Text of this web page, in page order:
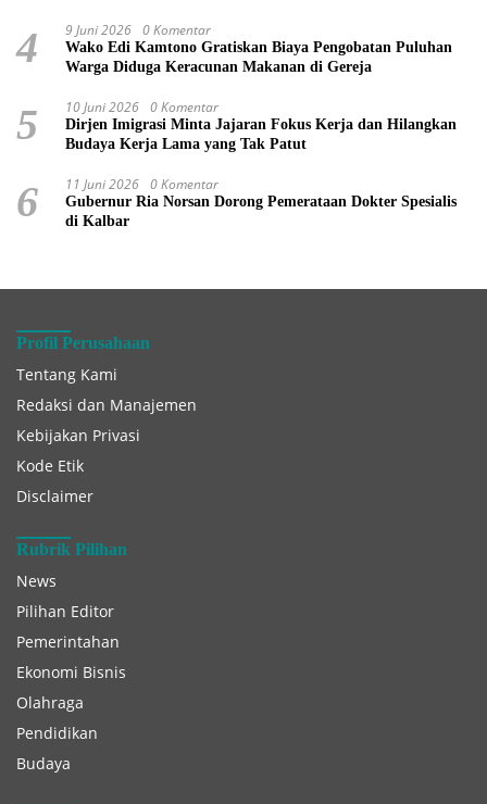
4 9 Juni 2026 0 Komentar
Wako Edi Kamtono Gratiskan Biaya Pengobatan Puluhan
Warga Diduga Keracunan Makanan di Gereja
5 10 Juni 2026 0 Komentar
Dirjen Imigrasi Minta Jajaran Fokus Kerja dan Hilangkan
Budaya Kerja Lama yang Tak Patut
6 11 Juni 2026 0 Komentar
Gubernur Ria Norsan Dorong Pemerataan Dokter Spesialis
di Kalbar
Profil Perusahaan
Tentang Kami
Redaksi dan Manajemen
Kebijakan Privasi
Kode Etik
Disclaimer
Rubrik Pilihan
News
Pilihan Editor
Pemerintahan
Ekonomi Bisnis
Olahraga
Pendidikan
Budaya